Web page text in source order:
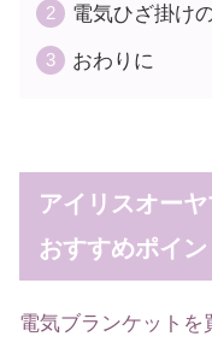
電気ひざ掛け
おわりに
アイリスオー
おすすめポイン
電気ブランケットを